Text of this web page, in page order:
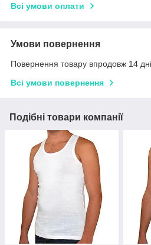
Всі умови оплати
Умови повернення
Повернення товару впродовж 14
Всі умови повернення
Подібні товари компанії